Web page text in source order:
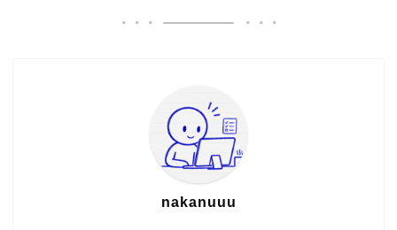
nakanuuu